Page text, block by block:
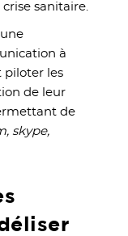
sanitaire.
à
piloter les
de leur
de
skype,